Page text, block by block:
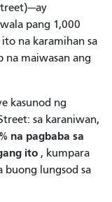
pang 1,000
na karamihan sa
na maiwasan ang
kasunod ng
sa karaniwan,
na pagbaba sa
ito , kumpara
buong lungsod sa